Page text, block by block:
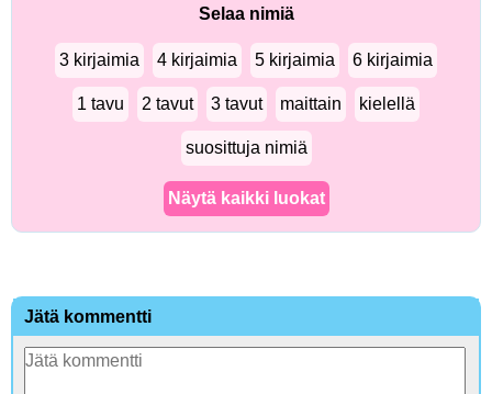
Selaa nimiä
3 kirjaimia 4 kirjaimia 5 kirjaimia 6 kirjaimia
1 tavu 2 tavut 3 tavut maittain kielellä
suosittuja nimiä
Näytä kaikki luokat
Jätä kommentti